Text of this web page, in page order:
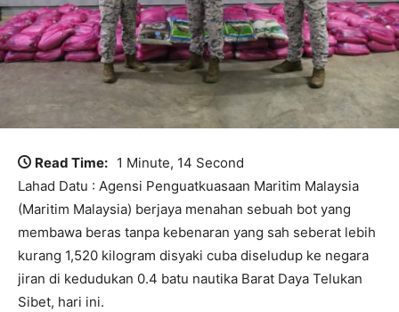
Read Time: 1 Minute, 14 Second
Lahad Datu : Agensi Penguatkuasaan Maritim Malaysia
(Maritim Malaysia) berjaya menahan sebuah bot yang
membawa beras tanpa kebenaran yang sah seberat lebih
kurang 1,520 kilogram disyaki cuba diseludup ke negara
jiran di kedudukan 0.4 batu nautika Barat Daya Telukan
Sibet, hari ini.